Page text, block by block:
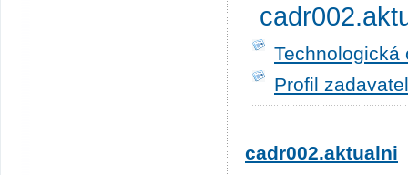
Technologická
Profil
cadr002.aktualni